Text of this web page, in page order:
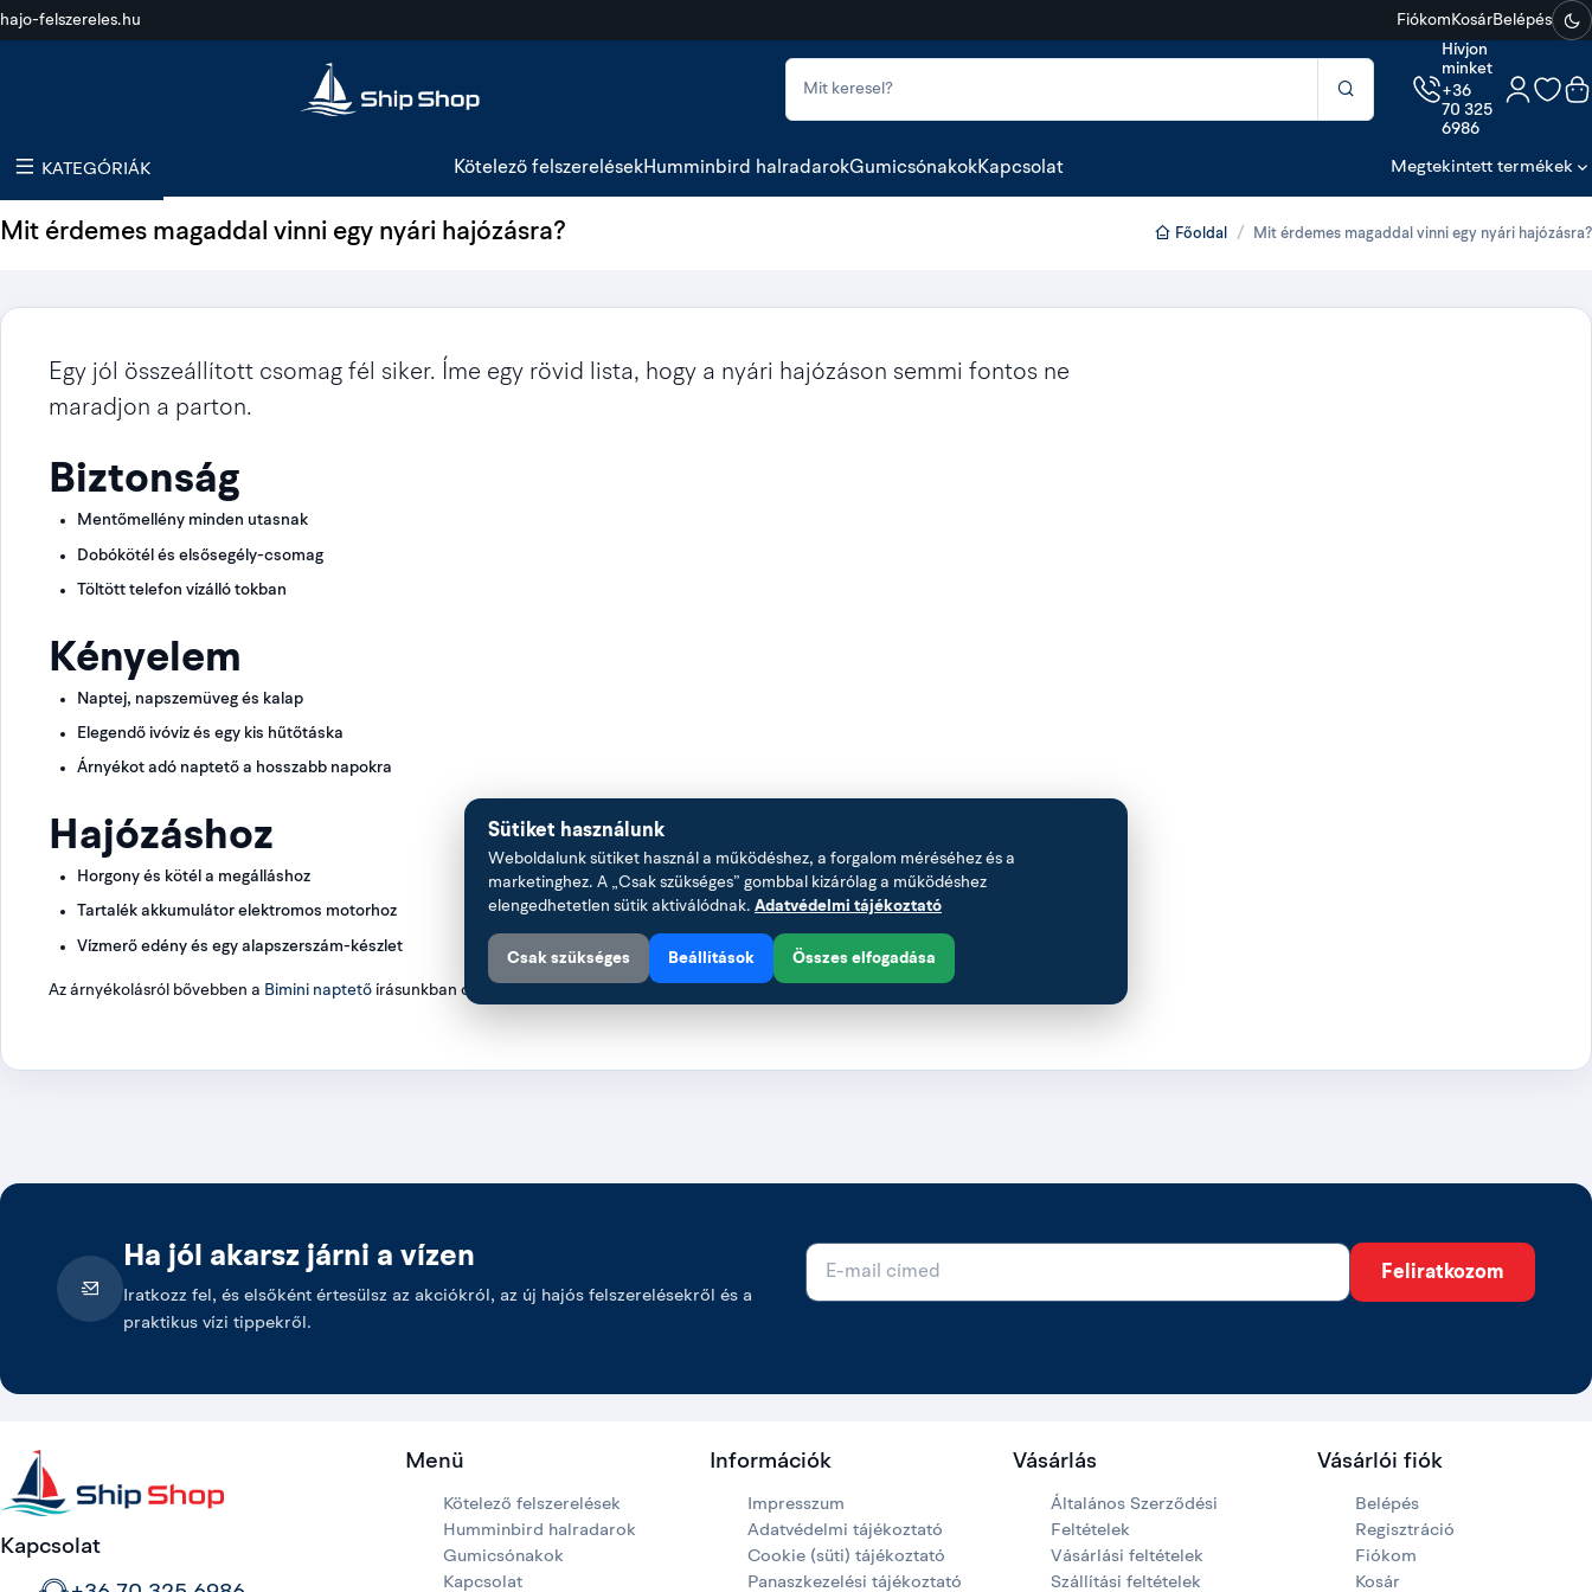
hajo-felszereles.hu
Fiókom KosárBelépés
Hívjon
minket
+36
70 325
6986
KATEGÓRIÁK Kötelező felszerelésekHumminbird halradarokGumicsónakokKapcsolat Megtekintett termékek
Mit érdemes magaddal vinni egy nyári hajózásra? Főoldal Mit érdemes magaddal vinni egy nyári hajózásra?
Egy jól összeállított csomag fél siker. Íme egy rövid lista, hogy a nyári hajózáson semmi fontos ne
maradjon a parton.
Biztonság
Mentőmellény minden utasnak
Dobókötél és elsősegély-csomag
Töltött telefon vízálló tokban
Kényelem
Naptej, napszemüveg és kalap
Elegendő ivóvíz és egy kis hűtőtáska
Árnyékot adó naptető a hosszabb napokra
Hajózáshoz
Horgony és kötél a megálláshoz
Tartalék akkumulátor elektromos motorhoz
Vízmerő edény és egy alapszerszám-készlet
Az árnyékolásról bővebben a Bimini naptető írásunkban olvashatsz.
Ha jól akarsz járni a vízen
Iratkozz fel, és elsőként értesülsz az akciókról, az új hajós felszerelésekről és a
praktikus vízi tippekről.
E-mail cím
Feliratkozom
Kapcsolat
Menü
Kötelező felszerelések
Humminbird halradarok
Gumicsónakok
Kapcsolat
Információk
Impresszum
Adatvédelmi tájékoztató
Cookie (süti) tájékoztató
Panaszkezelési tájékoztató
Vásárlás
Általános Szerződési
Feltételek
Vásárlási feltételek
Szállítási feltételek
Vásárlói fiók
Belépés
Regisztráció
Fiókom
Kosár
Sütiket használunk
Weboldalunk sütiket használ a működéshez, a forgalom méréséhez és a
marketinghez. A „Csak szükséges” gombbal kizárólag a működéshez
elengedhetetlen sütik aktiválódnak. Adatvédelmi tájékoztató
Csak szükséges Beállítások Összes elfogadása